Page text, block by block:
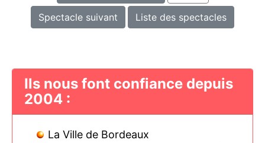
Spectacle suivant Liste des spectacles
Ils nous font confiance depuis
2004 :
La Ville de Bordeaux